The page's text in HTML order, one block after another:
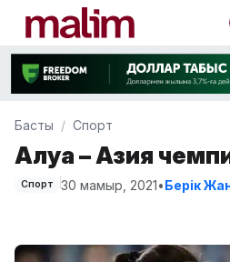
Басты Спорт
Алуа – Азия
Спорт 30 мамыр, 2021•Берік